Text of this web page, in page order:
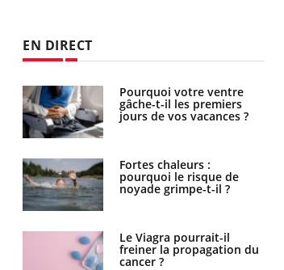
EN DIRECT
Pourquoi manger moins
de protéines pourrait
finalement être bénéfique
Grossesse et chaleur : ce
que dit la science
Le smartphone nuit-il à
l'apprentissage de la
lecture ?